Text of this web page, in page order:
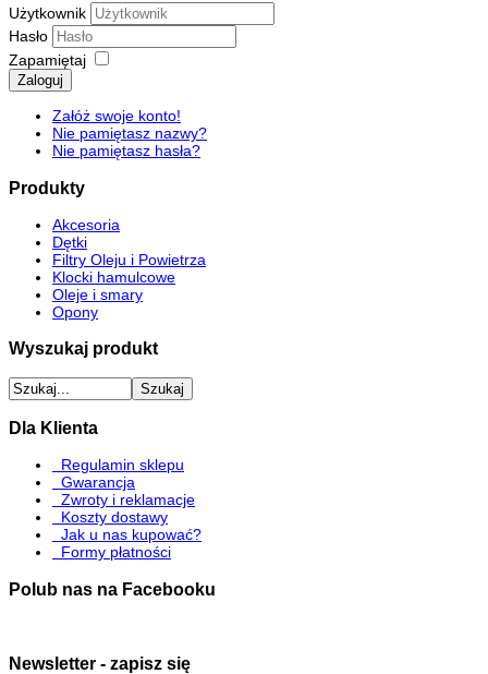
Użytkownik
Hasło
Zapamiętaj
Zaloguj
Załóż swoje konto!
Nie pamiętasz nazwy?
Nie pamiętasz hasła?
Produkty
Akcesoria
Dętki
Filtry Oleju i Powietrza
Klocki hamulcowe
Oleje i smary
Opony
Wyszukaj produkt
Dla Klienta
Regulamin sklepu
Gwarancja
Zwroty i reklamacje
Koszty dostawy
Jak u nas kupować?
Formy płatności
Polub nas na Facebooku
Newsletter - zapisz się